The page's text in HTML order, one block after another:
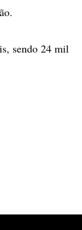
sendo 24 mil